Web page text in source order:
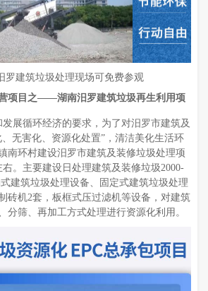
罗建筑垃圾处理现场可免费参观
项目之——湖南汨罗建筑垃圾再生利用项
展循环经济的要求，为了对汨罗市建筑及
无害化、资源化处置”，清洁美化生活环
南环村建设汨罗市建筑及装修垃圾处理项
右。主要建设日处理建筑及装修垃圾2000-
建筑垃圾处理设备、固定式建筑垃圾处理
砖机2套，板框式压过滤机等设备，对建筑
分筛、再加工方式处理进行资源化利用。